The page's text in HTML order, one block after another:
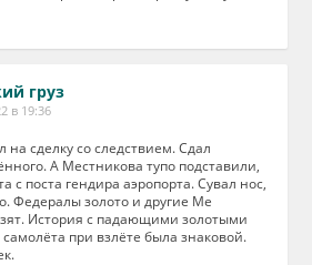
груз
в 19:36
на сделку со следствием. Сдал
А Местникова тупо подставили,
с поста гендира аэропорта. Сувал нос,
Федералы золото и другие Ме
История с падающими золотыми
при взлёте была знаковой.